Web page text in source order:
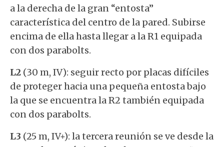
a la derecha de la gran “entosta”
característica del centro de la pared. Subirse
encima de ella hasta llegar a la R1 equipada
con dos parabolts.
L2 (30 m, IV): seguir recto por placas difíciles
de proteger hacia una pequeña entosta bajo
la que se encuentra la R2 también equipada
con dos parabolts.
L3 (25 m, IV+): la tercera reunión se ve desde la